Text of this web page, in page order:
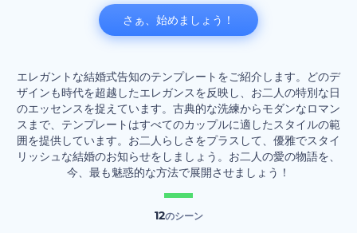
エレガントな結婚式告知のテンプレートをご紹介します。どのデ
ザインも時代を超越したエレガンスを反映し、お二人の特別な日
のエッセンスを捉えています。古典的な洗練からモダンなロマン
スまで、テンプレートはすべてのカップルに適したスタイルの範
囲を提供しています。お二人らしさをプラスして、優雅でスタイ
リッシュな結婚のお知らせをしましょう。お二人の愛の物語を、
今、最も魅惑的な方法で展開させましょう！
12のシーン
さぁ、始めましょう！